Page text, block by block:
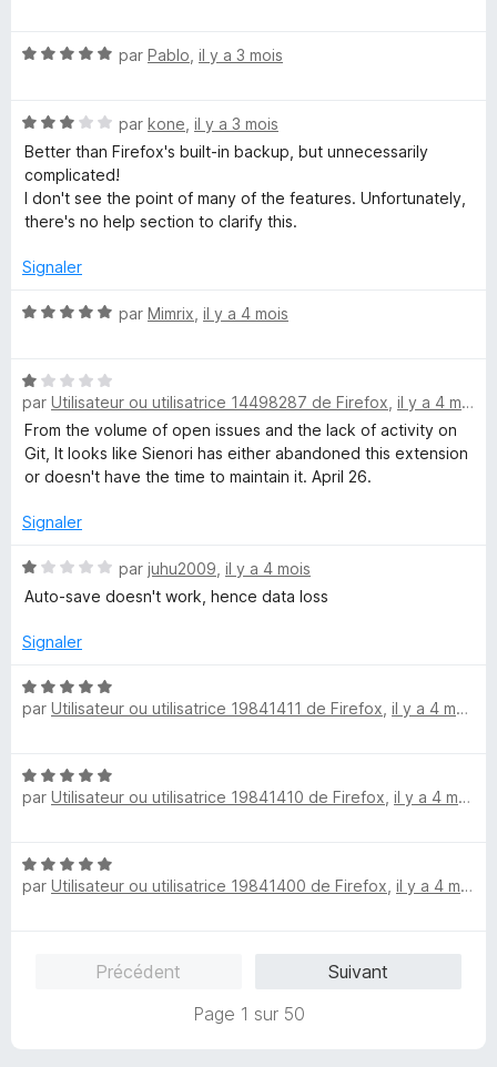
u
é
u
r
5
N
é
5
s
u
r
par Pablo il y a 3 mois
N
o
t
é
3
u
5
par kone il y a 3 mois
Better than Firefox's built-in backup, but unnecessarily
complicated!
I don't see the point of many of the features. Unfortunately,
there's no help section to clarify this.
Signaler
N
é
5
s
u
r
par Mimrix il y a 4 mois
N
o
t
é
1
u
5
par Utilisateur ou utilisatrice 14498287 de Firefox il y a 4 mois
From the volume of open issues and the lack of activity on
Git, It looks like Sienori has either abandoned this extension
or doesn't have the time to maintain it. April 26.
Signaler
N
o
é
s
u
par juhu2009 il y a 4 mois
Auto-save doesn't work, hence data loss
Signaler
N
o
5
s
5
par Utilisateur ou utilisatrice 19841411 de Firefox il y a 4 mois
N
o
5
s
par Utilisateur ou utilisatrice 19841410 de Firefox il y a 4 mois
N
o
par Utilisateur ou utilisatrice 19841400 de Firefox il y a 4 mois
Précédent
Suivant
Page 1 sur 50